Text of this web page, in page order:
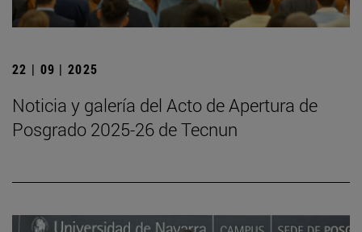
22 | 09 | 2025
Noticia y galería del Acto de Apertura de
Posgrado 2025-26 de Tecnun